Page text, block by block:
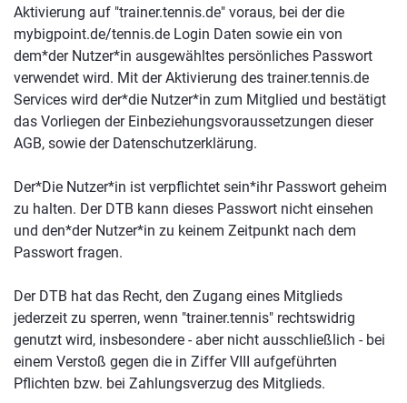
Aktivierung auf "trainer.tennis.de" voraus, bei der die
mybigpoint.de/tennis.de Login Daten sowie ein von
dem*der Nutzer*in ausgewähltes persönliches Passwort
verwendet wird. Mit der Aktivierung des trainer.tennis.de
Services wird der*die Nutzer*in zum Mitglied und bestätigt
das Vorliegen der Einbeziehungsvoraussetzungen dieser
AGB, sowie der Datenschutzerklärung.
Der*Die Nutzer*in ist verpflichtet sein*ihr Passwort geheim
zu halten. Der DTB kann dieses Passwort nicht einsehen
und den*der Nutzer*in zu keinem Zeitpunkt nach dem
Passwort fragen.
Der DTB hat das Recht, den Zugang eines Mitglieds
jederzeit zu sperren, wenn "trainer.tennis" rechtswidrig
genutzt wird, insbesondere - aber nicht ausschließlich - bei
einem Verstoß gegen die in Ziffer VIII aufgeführten
Pflichten bzw. bei Zahlungsverzug des Mitglieds.